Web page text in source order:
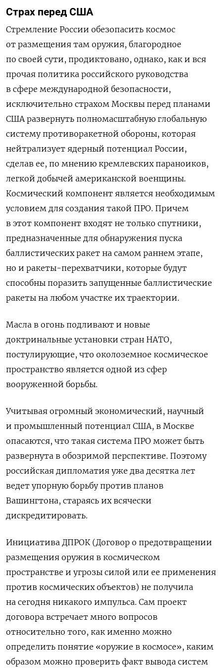
Страх перед США
Стремление России обезопасить космос
от размещения там оружия, благородное
по своей сути, продиктовано, однако, как и вся
прочая политика российского руководства
в сфере международной безопасности,
исключительно страхом Москвы перед планами
США развернуть полномасштабную глобальную
систему противоракетной обороны, которая
нейтрализует ядерный потенциал России,
сделав ее, по мнению кремлевских параноиков,
легкой добычей американской военщины.
Космический компонент является необходимым
условием для создания такой ПРО. Причем
в этот компонент входят не только спутники,
предназначенные для обнаружения пуска
баллистических ракет на самом раннем этапе,
но и ракеты-перехватчики, которые будут
способны поразить запущенные баллистические
ракеты на любом участке их траектории.
Масла в огонь подливают и новые
доктринальные установки стран НАТО,
постулирующие, что околоземное космическое
пространство является одной из сфер
вооруженной борьбы.
Учитывая огромный экономический, научный
и промышленный потенциал США, в Москве
опасаются, что такая система ПРО может быть
развернута в обозримой перспективе. Поэтому
российская дипломатия уже два десятка лет
ведет упорную борьбу против планов
Вашингтона, стараясь их всячески
дискредитировать.
Инициатива ДПРОК (Договор о предотвращении
размещения оружия в космическом
пространстве и угрозы силой или ее применения
против космических объектов) не получила
на сегодня никакого импульса. Сам проект
договора встречает много вопросов
относительно того, как именно можно
определить понятие «оружие в космосе», каким
образом можно проверить факт вывода систем